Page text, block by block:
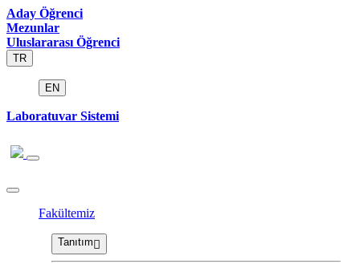
Aday Öğrenci
Mezunlar
Uluslararası Öğrenci
TR
EN
Laboratuvar Sistemi
Fakültemiz
Tanıtım